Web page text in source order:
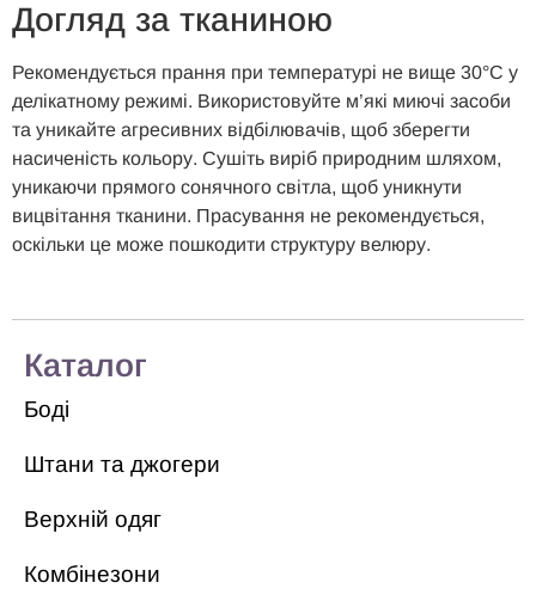
Догляд за тканиною
Рекомендується прання при температурі не вище 30°C у
делікатному режимі. Використовуйте м’які миючі засоби
та уникайте агресивних відбілювачів, щоб зберегти
насиченість кольору. Сушіть виріб природним шляхом,
уникаючи прямого сонячного світла, щоб уникнути
вицвітання тканини. Прасування не рекомендується,
оскільки це може пошкодити структуру велюру.
Каталог
Боді
Штани та джогери
Верхній одяг
Комбінезони